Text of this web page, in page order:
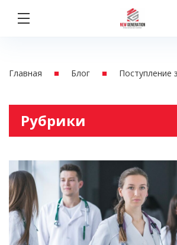
Главная ■ Блог ■ Поступление
Рубрики
Английски для школьников
Английский для взрослых
Без рубрики
Деловой английский
Италия